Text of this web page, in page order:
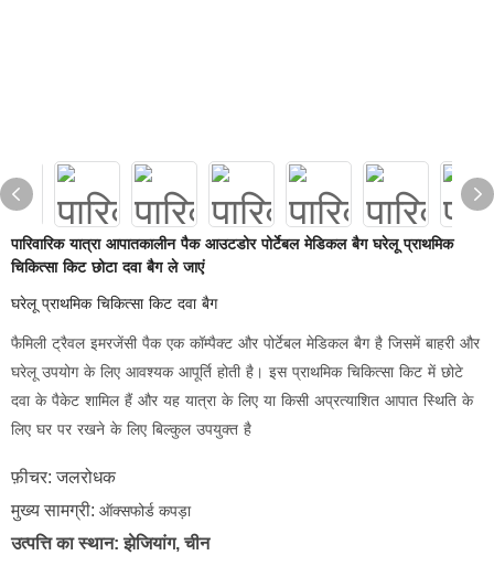
पारिवारिक यात्रा आपातकालीन पैक आउटडोर पोर्टेबल मेडिकल बैग घरेलू प्राथमिक
चिकित्सा किट छोटा दवा बैग ले जाएं
घरेलू प्राथमिक चिकित्सा किट दवा बैग
फैमिली ट्रैवल इमरजेंसी पैक एक कॉम्पैक्ट और पोर्टेबल मेडिकल बैग है जिसमें बाहरी और
घरेलू उपयोग के लिए आवश्यक आपूर्ति होती है। इस प्राथमिक चिकित्सा किट में छोटे
दवा के पैकेट शामिल हैं और यह यात्रा के लिए या किसी अप्रत्याशित आपात स्थिति के
लिए घर पर रखने के लिए बिल्कुल उपयुक्त है
फ़ीचर: जलरोधक
मुख्य सामग्री: ऑक्सफोर्ड कपड़ा
उत्पत्ति का स्थान: झेजियांग, चीन